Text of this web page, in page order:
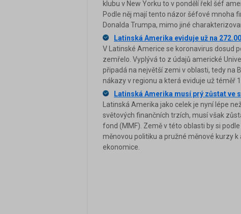
klubu v New Yorku to v pondělí řekl šéf
Podle něj mají tento názor šéfové mnoha
Donalda Trumpa, mimo jiné
Latinská Amerika eviduje už na
V Latinské Americe se koronavirus dosud
zemřelo. Vyplývá to z údajů americké
připadá na největší zemi v oblasti, tedy na
nákazy v regionu a která eviduje už téměř
Latinská Amerika musí prý zůstat ve
Latinská Amerika jako celek je nyní lépe
světových finančních trzích, musí však
fond (MMF). Země v této oblasti by si
měnovou politiku a pružné měnové kurzy
ekonomice.